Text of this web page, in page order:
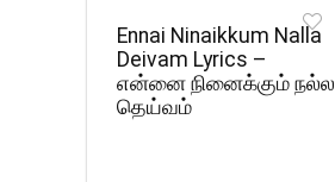
Ennai Ninaikkum Nalla
Deivam Lyrics –
என்னை நினைக்கும் நல்ல
தெய்வம்